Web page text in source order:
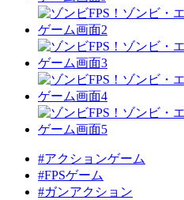
#アクションゲーム
#FPSゲーム
#ガンアクション